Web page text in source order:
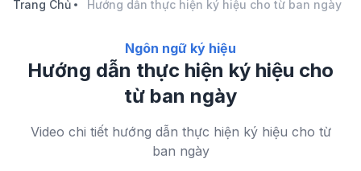
Trang Chủ Hướng dẫn thực hiện ký hiệu cho từ ban ngày
Ngôn ngữ ký hiệu
Hướng dẫn thực hiện ký hiệu cho
từ ban ngày
Video chi tiết hướng dẫn thực hiện ký hiệu cho từ
ban ngày